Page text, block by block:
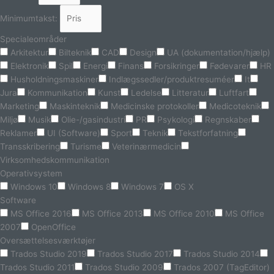
Minimumtakst:
Specialeområder
Arkitektur
Bilteknik CAD Design
UA (dokumentation/hjælp)
Elektronik
Spil Energi Finans Forsikringer Fødevarer
HR
Husholdningsmaskiner
Indlægssedler/produktresuméer
It
Jura
Kommunikation Kunst Ledelse Litteratur
Luftfart
Marketing
Maskinteknik Medicinske protokoller
Medicoteknik
Miljø
Musik Olie-/gasindustri PR Psykologi
Regnskaber
Reklamer
UI (Software) Sport Teknik
Tekstforfatning
Transskribering
Turisme
Veterinærmedicin
Virksomhedskommunikation
Operativsystem
Windows 10
Windows 8 Windows 7
OS X
Software
MS Office 2016
MS Office 2013 MS Office 2010
MS Office
2007
OpenOffice
Oversættelsesværktøjer
Trados Studio 2019
Trados Studio 2017
Trados Studio 2014
Trados Studio 2011
Trados Studio 2009 Trados 2007 (TagEditor)